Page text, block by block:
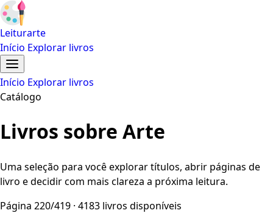
Leiturarte
Início Explorar livros
Início Explorar livros
Catálogo
Livros sobre Arte
Uma seleção para você explorar títulos, abrir páginas de
livro e decidir com mais clareza a próxima leitura.
Página 220/419 · 4183 livros disponíveis